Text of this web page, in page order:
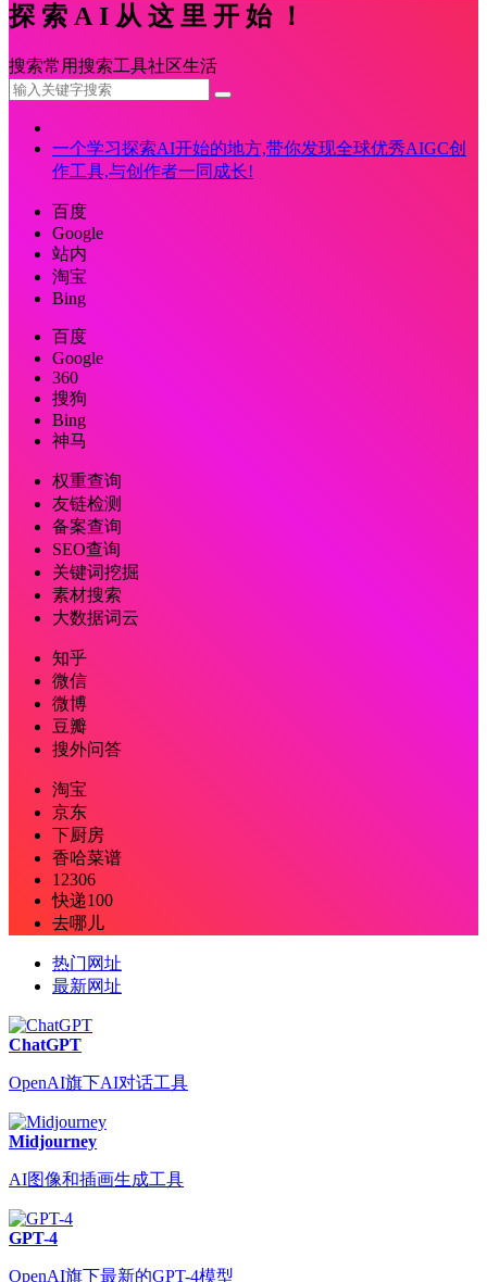
探索AI从这里开始！
搜索常用搜索工具社区生活
一个学习探索AI开始的地方,带你发现全球优秀AIGC创
作工具,与创作者一同成长!
百度
Google
站内
淘宝
Bing
百度
Google
360
搜狗
Bing
神马
权重查询
友链检测
备案查询
SEO查询
关键词挖掘
素材搜索
大数据词云
知乎
微信
微博
豆瓣
搜外问答
淘宝
京东
下厨房
香哈菜谱
12306
快递100
去哪儿
热门网址
最新网址
ChatGPT
OpenAI旗下AI对话工具
Midjourney
AI图像和插画生成工具
GPT-4
OpenAI旗下最新的GPT-4模型